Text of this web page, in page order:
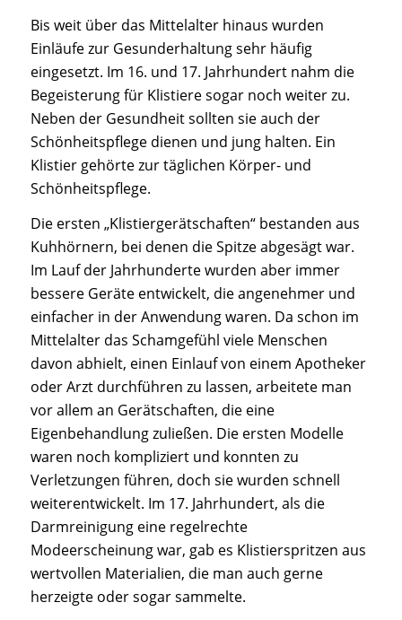
Bis weit über das Mittelalter hinaus wurden
Einläufe zur Gesunderhaltung sehr häufig
eingesetzt. Im 16. und 17. Jahrhundert nahm die
Begeisterung für Klistiere sogar noch weiter zu.
Neben der Gesundheit sollten sie auch der
Schönheitspflege dienen und jung halten. Ein
Klistier gehörte zur täglichen Körper- und
Schönheitspflege.
Die ersten „Klistiergerätschaften“ bestanden aus
Kuhhörnern, bei denen die Spitze abgesägt war.
Im Lauf der Jahrhunderte wurden aber immer
bessere Geräte entwickelt, die angenehmer und
einfacher in der Anwendung waren. Da schon im
Mittelalter das Schamgefühl viele Menschen
davon abhielt, einen Einlauf von einem Apotheker
oder Arzt durchführen zu lassen, arbeitete man
vor allem an Gerätschaften, die eine
Eigenbehandlung zuließen. Die ersten Modelle
waren noch kompliziert und konnten zu
Verletzungen führen, doch sie wurden schnell
weiterentwickelt. Im 17. Jahrhundert, als die
Darmreinigung eine regelrechte
Modeerscheinung war, gab es Klistierspritzen aus
wertvollen Materialien, die man auch gerne
herzeigte oder sogar sammelte.